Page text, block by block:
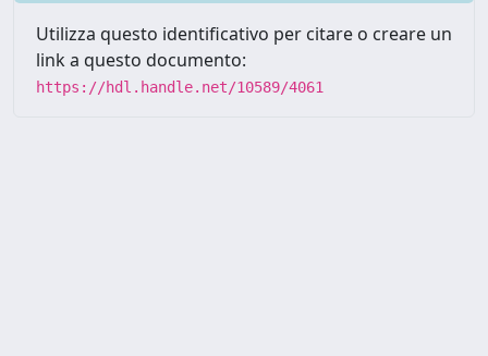
Utilizza questo identificativo per citare o creare un
link a questo documento:
https://hdl.handle.net/10589/4061